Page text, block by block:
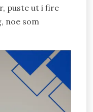
puste ut i fire
noe som